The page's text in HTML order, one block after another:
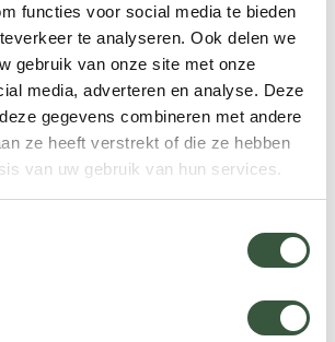
functies voor social media te bieden
te analyseren. Ook delen we
gebruik van onze site met onze
media, adverteren en analyse. Deze
gegevens combineren met andere
ze heeft verstrekt of die ze hebben
van uw gebruik van hun services.
of ter plaatse te boeken en
met een bezoek aan
te bezoeken. Ga vroeg op de
hitte te vermijden.